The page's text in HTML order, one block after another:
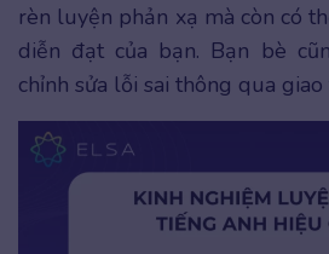
rèn luyện phản xạ mà còn có
diễn đạt của bạn. Bạn bè
chỉnh sửa lỗi sai thông qua giao